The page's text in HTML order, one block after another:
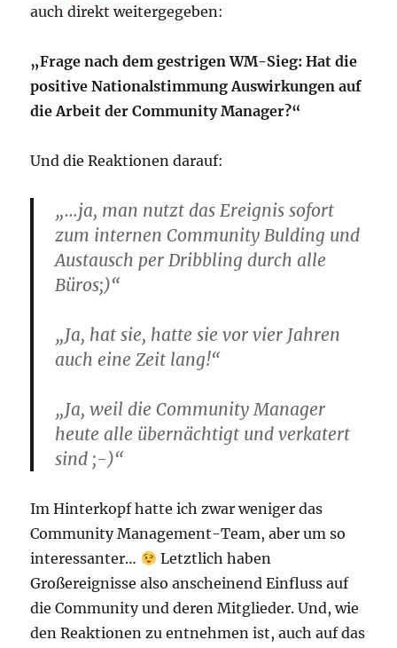
auch direkt weitergegeben:
„Frage nach dem gestrigen WM-Sieg: Hat die
positive Nationalstimmung Auswirkungen auf
die Arbeit der Community Manager?“
Und die Reaktionen darauf:
„…ja, man nutzt das Ereignis sofort
zum internen Community Bulding und
Austausch per Dribbling durch alle
Büros;)“
„Ja, hat sie, hatte sie vor vier Jahren
auch eine Zeit lang!“
„Ja, weil die Community Manager
heute alle übernächtigt und verkatert
sind ;-)“
Im Hinterkopf hatte ich zwar weniger das
Community Management-Team, aber um so
interessanter…
Letztlich haben
Großereignisse also anscheinend Einfluss auf
die Community und deren Mitglieder. Und, wie
den Reaktionen zu entnehmen ist, auch auf das